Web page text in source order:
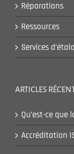
Réparations
Ressources
Services
ARTICLES
Qu’est-ce
Accréditation